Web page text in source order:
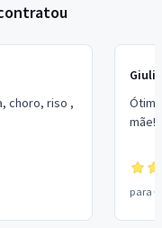
mãe!
para